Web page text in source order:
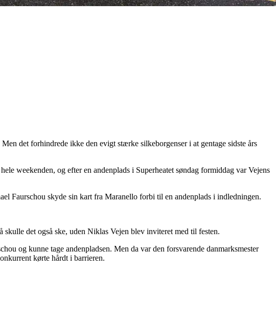
det forhindrede ikke den evigt stærke silkeborgenser i at gentage sidste års
weekenden, og efter en andenplads i Superheatet søndag formiddag var Vejens
Faurschou skyde sin kart fra Maranello forbi til en andenplads i indledningen.
det også ske, uden Niklas Vejen blev inviteret med til festen.
og kunne tage andenpladsen. Men da var den forsvarende danmarksmester
kørte hårdt i barrieren.